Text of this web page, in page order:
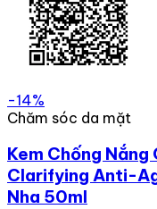
-14%
Chăm sóc da mặt
Kem Chống
Clarifying Anti-
Nha 50ml